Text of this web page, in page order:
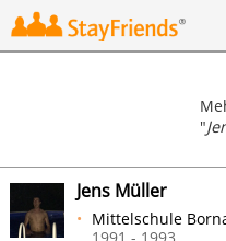
"
Jens Müller
Mittelschule
1991 - 1993